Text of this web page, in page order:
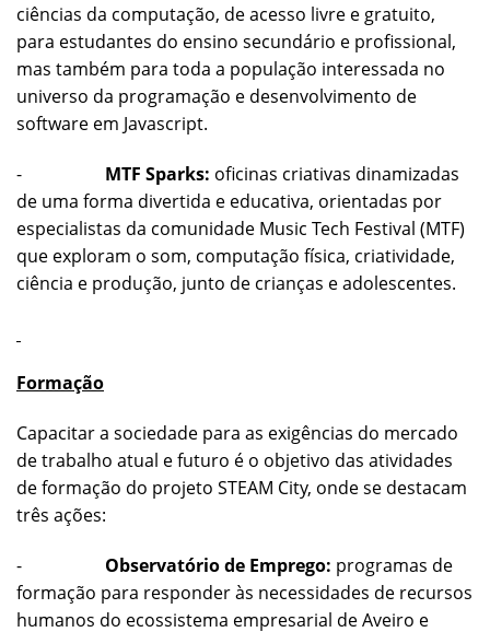
ciências da computação, de acesso livre e gratuito,
para estudantes do ensino secundário e profissional,
mas também para toda a população interessada no
universo da programação e desenvolvimento de
software em Javascript.
- MTF Sparks: oficinas criativas dinamizadas
de uma forma divertida e educativa, orientadas por
especialistas da comunidade Music Tech Festival (MTF)
que exploram o som, computação física, criatividade,
ciência e produção, junto de crianças e adolescentes.
Formação
Capacitar a sociedade para as exigências do mercado
de trabalho atual e futuro é o objetivo das atividades
de formação do projeto STEAM City, onde se destacam
três ações:
- Observatório de Emprego: programas de
formação para responder às necessidades de recursos
humanos do ecossistema empresarial de Aveiro e